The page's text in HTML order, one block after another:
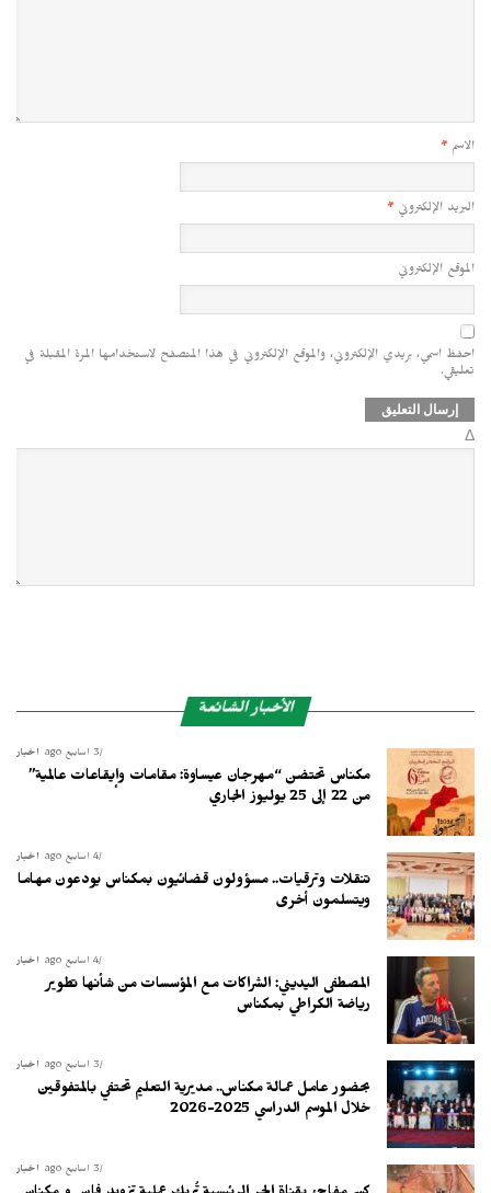
الاسم *
البريد الإلكتروني *
الموقع الإلكتروني
احفظ اسمي، بريدي الإلكتروني، والموقع الإلكتروني في هذا المتصفح لاستخدامها المرة المقبلة في
تعليقي.
Δ
الأخبار الشائعة
أخبار 3 أسابيع ago
مكناس تحتضن “مهرجان عيساوة: مقامات وإيقاعات عالمية”
من 22 إلى 25 يوليوز الجاري
أخبار 4 أسابيع ago
تنقلات وترقيات.. مسؤولون قضائيون بمكناس يودعون مهاما
ويتسلمون أخرى
أخبار 4 أسابيع ago
المصطفى اليديني: الشراكات مع المؤسسات من شأنها تطوير
رياضة الكراطي بمكناس
أخبار 3 أسابيع ago
بحضور عامل عمالة مكناس.. مديرية التعليم تحتفي بالمتفوقين
خلال الموسم الدراسي 2025-2026
أخبار 3 أسابيع ago